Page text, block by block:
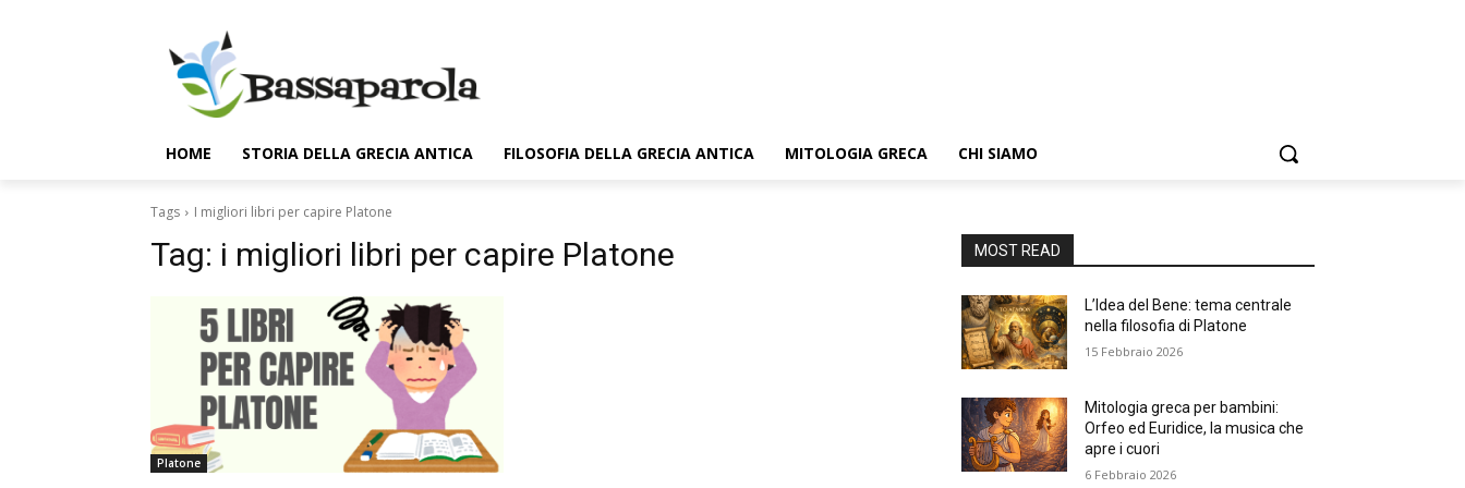
HOME STORIA DELLA GRECIA ANTICA FILOSOFIA DELLA GRECIA ANTICA MITOLOGIA GRECA CHI SIAMO
Tags I migliori libri per capire Platone
Tag: i migliori libri per capire Platone
Platone
MOST READ
L’Idea del Bene: tema centrale
nella filosofia di Platone
15 Febbraio 2026
Mitologia greca per bambini:
Orfeo ed Euridice, la musica che
apre i cuori
6 Febbraio 2026